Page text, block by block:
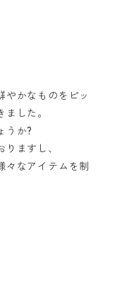
やかなものをピッ
した。
うか?
ますし、
々なアイテムを制